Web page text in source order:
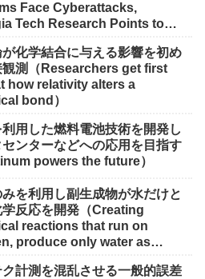
Face Cyberattacks,
Tech Research Points to
化学結合に与える影響を初め
観測（Researchers get first
how relativity alters a
bond）
用した燃料電池技術を開発し
センターなどへの応用を目指す
powers the future）
を利用し副生成物が水だけと
学反応を開発（Creating
reactions that run on
produce only water as
計測を混乱させる一般的誤差